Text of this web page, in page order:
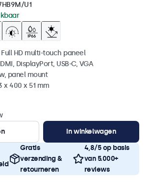
U1
HD multi-touch paneel
DisplayPort, USB-C, VGA
panel mount
x 400 x 51 mm
In winkelwagen
Gratis
verzending &
retourneren
4,8/5 op basis
van 5.000+
reviews